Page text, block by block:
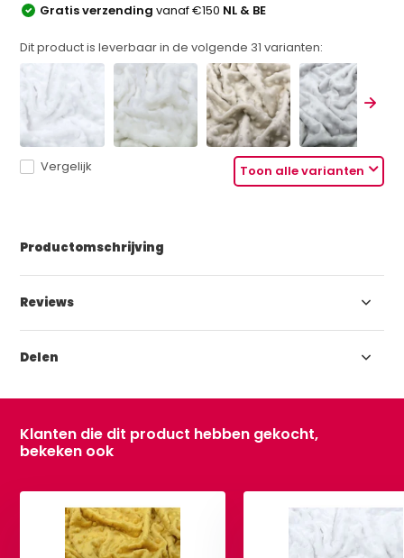
Gratis verzendingvanaf €150 NL & BE
Dit product is leverbaar in de volgende 31 varianten:
Toon alle varianten
Vergelijk
Productomschrijving
Reviews
Delen
Klanten die dit product hebben gekocht,
bekeken ook